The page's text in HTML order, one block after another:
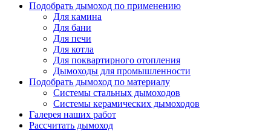
Подобрать дымоход по применению
Для камина
Для бани
Для печи
Для котла
Для поквартирного отопления
Дымоходы для промышленности
Подобрать дымоход по материалу
Системы стальных дымоходов
Системы керамических дымоходов
Галерея наших работ
Рассчитать дымоход